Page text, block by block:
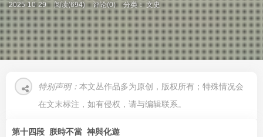
2025-10-29 阅读(694) 评论(0) 分类：文史
特别声明： 本文丛作品多为原创，版权所有；特殊情况会
在文末标注，如有侵权，请与编辑联系。
第十四段 朕時不當 神與化遊